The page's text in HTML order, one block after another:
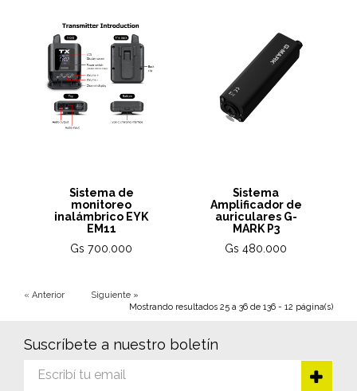
Sistema de
monitoreo
inalámbrico EYK
EM11
Gs 700.000
Sistema
Amplificador de
auriculares G-
MARK P3
Gs 480.000
« Anterior
Siguiente »
Mostrando resultados 25 a 36 de 136 - 12 página(s)
Suscríbete a nuestro boletín